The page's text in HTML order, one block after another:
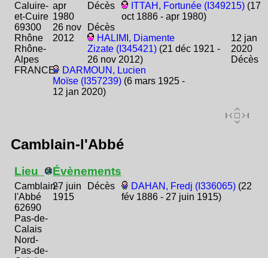
Caluire-
et-Cuire
69300
Rhône
Rhône-
Alpes
FRANCE
apr
1980
Décès ITTAH, Fortunée (I349215) (17
oct 1886 - apr 1980)
26 nov
2012
Décès
HALIMI, Diamente
Zizate (I345421)(21 déc 1921 -
26 nov 2012)
12 jan
2020
Décès
DARMOUN, Lucien
Moïse (I357239) (6 mars 1925 -
12 jan 2020)
Camblain-l'Abbé
Lieu
Camblain-
l'Abbé
62690
Pas-de-
Calais
Nord-
Pas-de-
Évènements
27 juin
1915
Décès DAHAN, Fredj (I336065) (22
fév 1886 - 27 juin 1915)